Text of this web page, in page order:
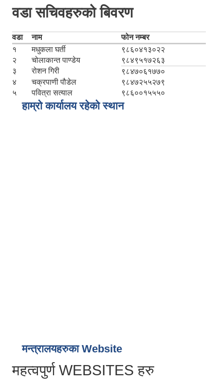
वडा सचिवहरुको बिवरण
वडा नाम
फोन नम्बर
१
मधुकला घर्ती
९८६०४१३०२२
२
चोलाकान्त पाण्डेय
९८४९५१७२६३
३
रोशन गिरी
९८४७०६१७७०
४
चक्रपाणी पौडेल
९८४७२५५२७९
५
पवित्रा सत्याल ९८६००१५५५०
हाम्रो कार्यालय रहेको स्थान
मन्त्रालयहरुका Website
महत्वपुर्ण WEBSITES हरु